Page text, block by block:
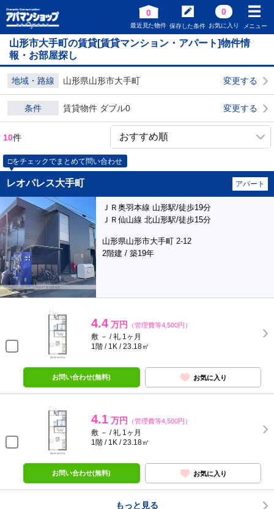
0
最近見た物件 保存した条件
0
お気に入り メニュー
山形市大手町の賃貸[賃貸マンション・アパート]物件情
報・お部屋探し
地域・路線 山形県山形市大手町 変更する
条件 賃貸物件 ダブル0 変更する
10件
□をチェックでまとめて問い合わせ
レオパレス大手町 アパート
ＪＲ奥羽本線 山形駅/徒歩19分
ＪＲ仙山線 北山形駅/徒歩15分
山形県山形市大手町 2-12
2階建 / 築19年
4.4 万円 （管理費等4,500円）
敷 － / 礼 1ヶ月
1階 / 1K / 23.18㎡
お問い合わせ(無料) お気に入り
4.1 万円 （管理費等4,500円）
敷 － / 礼 1ヶ月
1階 / 1K / 23.18㎡
お問い合わせ(無料) お気に入り
もっと見る